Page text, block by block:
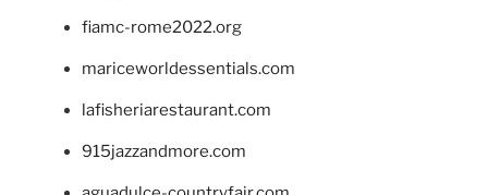
fiamc-rome2022.org
mariceworldessentials.com
lafisheriarestaurant.com
915jazzandmore.com